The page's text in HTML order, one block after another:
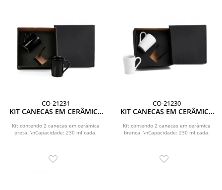
CO-21231
KIT CANECAS EM CERÂMICA
Kit contendo 2 canecas em cerâmica
preta. \nCapacidade: 230 ml cada.
CO-21230
KIT CANECAS EM CERÂMICA
Kit contendo 2 canecas em cerâmica
branca. \nCapacidade: 230 ml cada.